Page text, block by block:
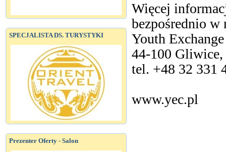
SPECJALISTA DS. TURYSTYKI
Prezenter Oferty - Salon
Więcej
bezpośrednio w
Youth
44-100 Gliwice,
tel. +48 32 331
www.yec.pl